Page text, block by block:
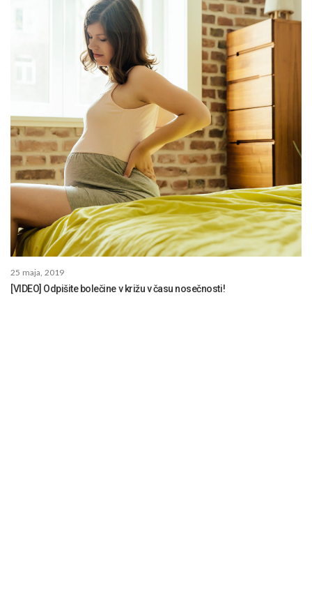
25 maja, 2019
[VIDEO] Odpišite bolečine v križu v času nosečnosti!